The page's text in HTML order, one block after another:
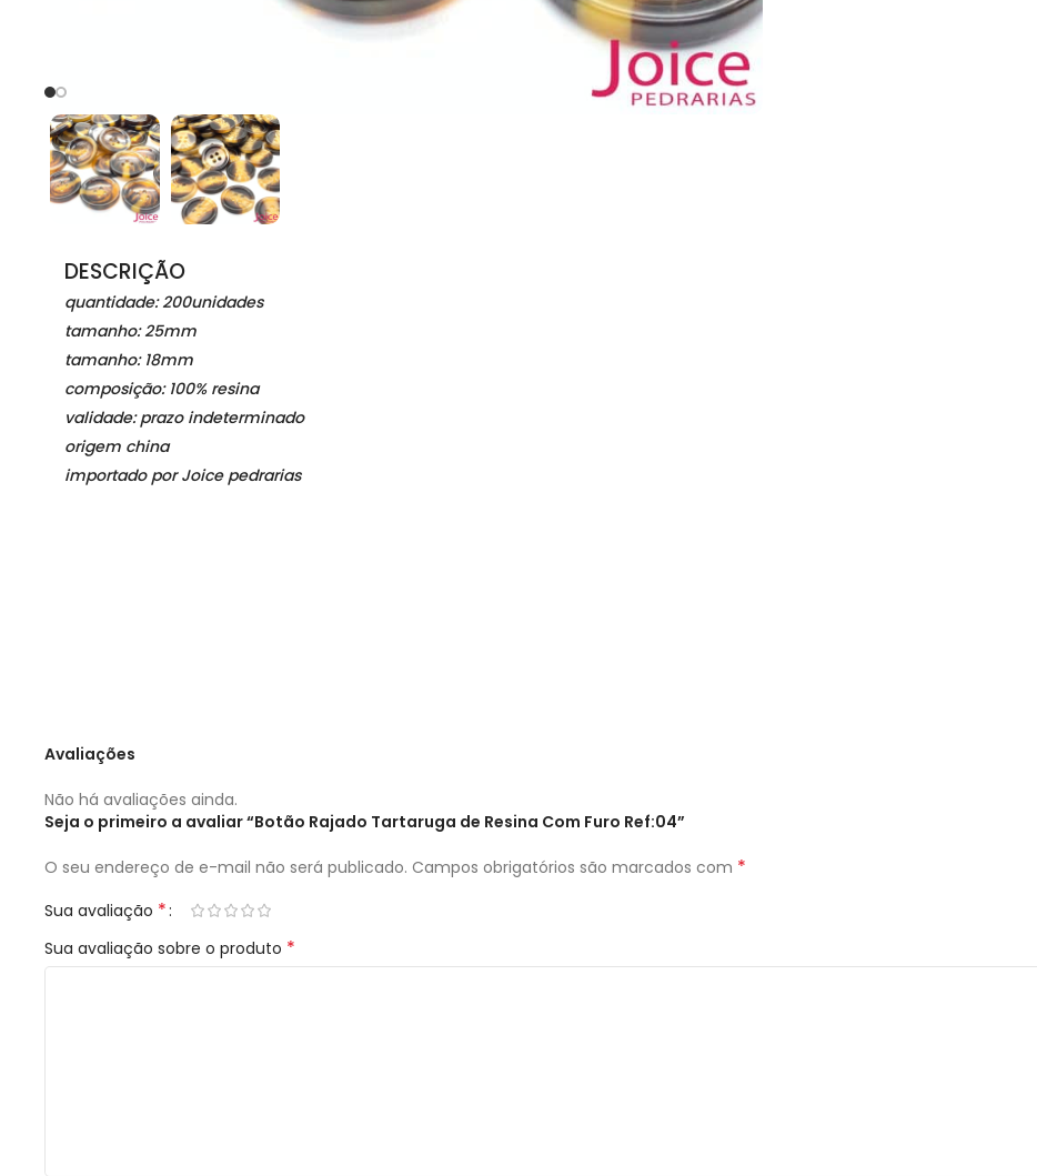
DESCRIÇÃO
quantidade: 200unidades
tamanho: 25mm
tamanho: 18mm
composição: 100% resina
validade: prazo indeterminado
origem china
importado por Joice pedrarias
Avaliações
Não há avaliações ainda.
Seja o primeiro a avaliar “Botão Rajado Tartaruga de Resina Com Furo Ref:04”
O seu endereço de e-mail não será publicado. Campos obrigatórios são marcados com *
Sua avaliação *
Sua avaliação sobre o produto *